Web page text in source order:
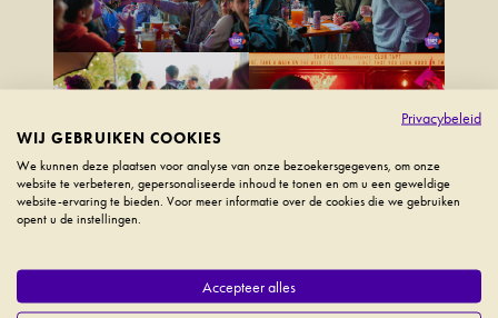
Privacybeleid
WIJ GEBRUIKEN COOKIES
We kunnen deze plaatsen voor analyse van onze bezoekersgegevens, om onze
website te verbeteren, gepersonaliseerde inhoud te tonen en om u een geweldige
website-ervaring te bieden. Voor meer informatie over de cookies die we gebruiken
opent u de instellingen.
Accepteer alles